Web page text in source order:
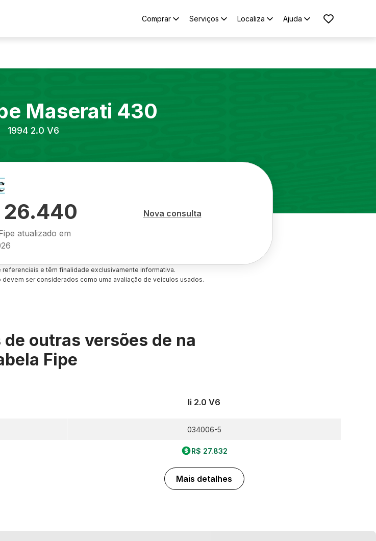
Comprar Serviços Localiza Ajuda
Maserati 430
1994 2.0 V6
26.440
atualizado em
Nova consulta
e têm finalidade exclusivamente informativa.
ser considerados como uma avaliação de veículos usados.
outras versões de na
Fipe
Ii 2.0 V6
034006-5
R$ 27.832
Mais detalhes